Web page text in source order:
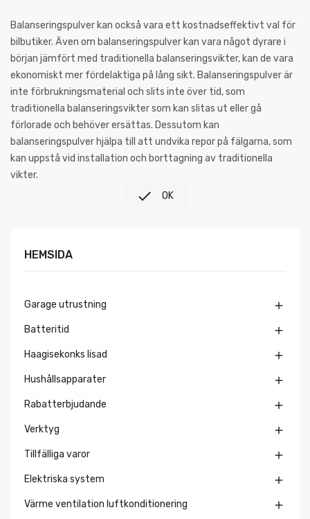
Balanseringspulver kan också vara ett kostnadseffektivt val för
bilbutiker. Även om balanseringspulver kan vara något dyrare i
början jämfört med traditionella balanseringsvikter, kan de vara
ekonomiskt mer fördelaktiga på lång sikt. Balanseringspulver är
inte förbrukningsmaterial och slits inte över tid, som
traditionella balanseringsvikter som kan slitas ut eller gå
förlorade och behöver ersättas. Dessutom kan
balanseringspulver hjälpa till att undvika repor på fälgarna, som
kan uppstå vid installation och borttagning av traditionella
vikter.
 OK
HEMSIDA
Garage utrustning 
Batteritid 
Haagisekonks lisad 
Hushållsapparater 
Rabatterbjudande 
Verktyg 
Tillfälliga varor 
Elektriska system 
Värme ventilation luftkonditionering 